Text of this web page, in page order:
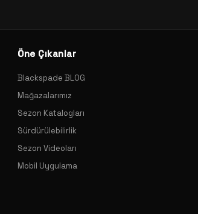
Öne Çıkanlar
Blackspade BLOG
Mağazalarımız
Sezon Katalogları
Sürdürülebilirlik
Sezon Videoları
Mobil Uygulama